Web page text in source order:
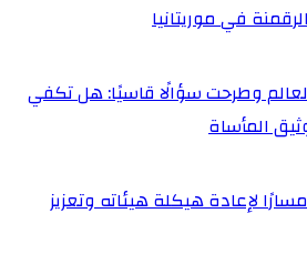
في موريتانيا
وطرحت سؤالًا قاسيًا: هل تكفي
المأساة
لإعادة هيكلة هيئاته وتعزيز